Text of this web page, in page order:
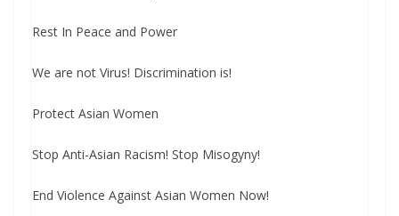
Rest In Peace and Power
We are not Virus! Discrimination is!
Protect Asian Women
Stop Anti-Asian Racism! Stop Misogyny!
End Violence Against Asian Women Now!